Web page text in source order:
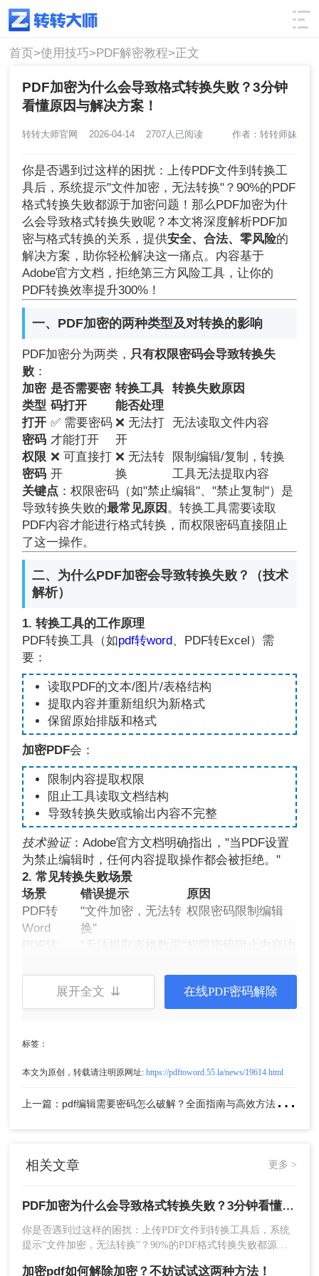
使用技巧 筛选
首页>使用技巧>PDF解密教程>正文
PDF加密为什么会导致格式转换失败？3分钟
看懂原因与解决方案！
转转大师官网 2026-04-14 2707人已阅读 作者：转转师妹
你是否遇到过这样的困扰：上传PDF文件到转换工
具后，系统提示"文件加密，无法转换"？90%的PDF
格式转换失败都源于加密问题！那么PDF加密为什
么会导致格式转换失败呢？本文将深度解析PDF加
密与格式转换的关系，提供安全、合法、零风险的
解决方案，助你轻松解决这一痛点。内容基于
Adobe官方文档，拒绝第三方风险工具，让你的
PDF转换效率提升300%！
一、PDF加密的两种类型及对转换的影响
PDF加密分为两类， 只有权限密码会导致转换失
败 ：
加密
类型
是否需要密
码打开
转换工具
能否处理
转换失败原因
打开
密码
✅ 需要密码
才能打开
❌ 无法打
开
无法读取文件内容
权限
密码
❌ 可直接打
开
❌ 无法转
换
限制编辑/复制，转换
工具无法提取内容
关键点 ：权限密码（如"禁止编辑"、"禁止复制"）是
导致转换失败的最常见原因 。转换工具需要读取
PDF内容才能进行格式转换，而权限密码直接阻止
了这一操作。
二、为什么PDF加密会导致转换失败？（技术
解析）
1. 转换工具的工作原理
PDF转换工具（如pdf转word 、PDF转Excel）需
要：
读取PDF的文本/图片/表格结构
提取内容并重新组织为新格式
保留原始排版和格式
加密PDF会：
限制内容提取权限
阻止工具读取文档结构
导致转换失败或输出内容不完整
技术验证：Adobe官方文档明确指出，"当PDF设置
为禁止编辑时，任何内容提取操作都会被拒绝。"
2. 常见转换失败场景
场景
错误提示
原因
PDF转
Word
"文件加密，无法转
换"
权限密码限制编辑
PDF转PPT"内容不可复制"
PDF转图
"转换失败，权限不
限制图片提取
三、安全有效的解决方案：PDF解密
重要提醒 ：切勿使用"破解工具"或"一键解密"网站！
的文档隐私。
✅使用官方认证的PDF解密工具
，如转转大师
PDF解密（已通过360安全认证，无毒无广
四、转转大师PDF解密详细操作步骤
展开全文 ⇊ 在线PDF密码解除
标签：
本文为原创，转载请注明原网址: https://pdftoword.55.la/news/19614.html
上
一篇：pdf编辑需要密码怎么破解？全面指南与高效方法详解！
相关文章 更多 >
PDF加密为什么会导致格式转换失败？3分钟看懂原因与解决方案！
你是否遇到过这样的困扰：上传PDF文件到转换工具后，系统
提示"文件加密，无法转换"？90%的PDF格式转换失败都源于
加密pdf如何解除加密？不妨试试这两种方法！